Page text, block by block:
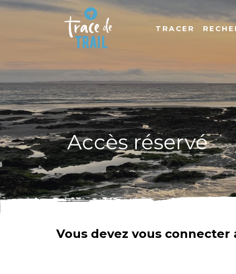
TRACER
Accès réservé
Vous devez vous